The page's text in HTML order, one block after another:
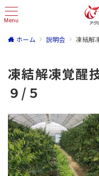
Menu
ホーム 説明会 凍結解
凍結解凍覚醒
９/５